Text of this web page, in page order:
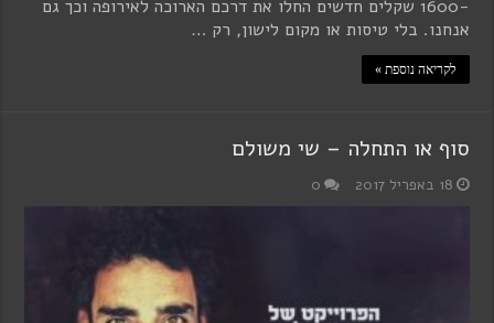
-1600 שקלים חדשים החלו את דרכם הארוכה לאירופה וכך גם
אנחנו. בלי טיסות או מקום לישון, רק …
לקריאה נוספת »
סוף או התחלה – שי משולם
18 באפריל 2017 0